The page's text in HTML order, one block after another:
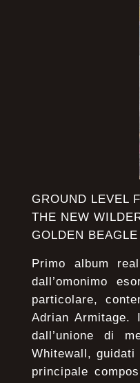
GROUND LEVEL
THE NEW
GOLDEN
Primo album
dall’omonimo
particolare,
Adrian Armitage.
dall’unione di
Whitewall,
principale